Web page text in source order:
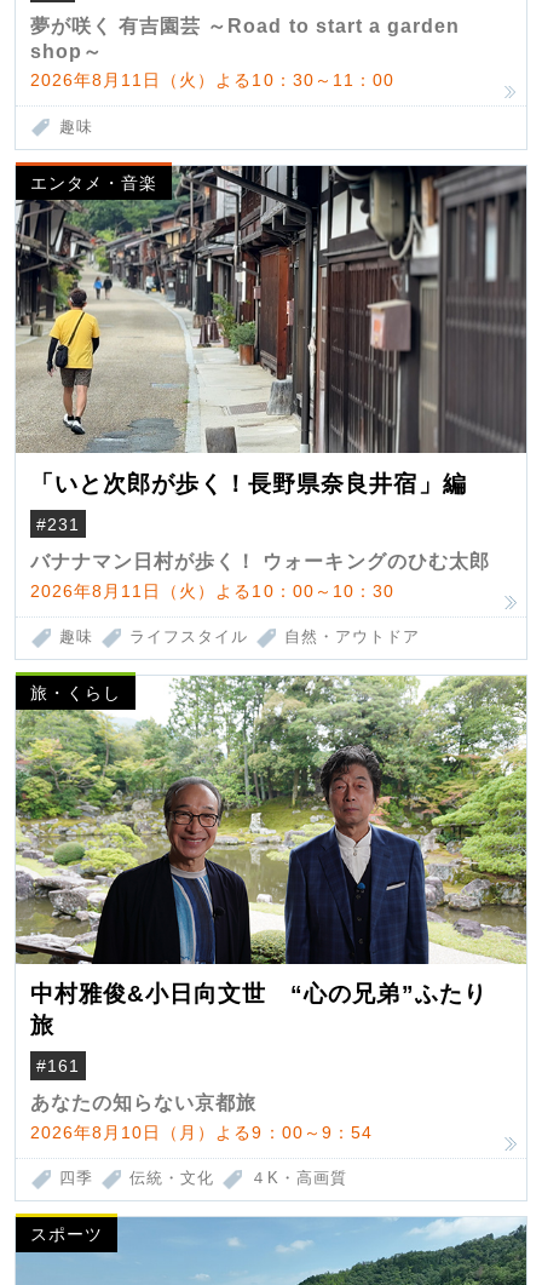
夢が咲く 有吉園芸 ～Road to start a garden
shop～
2026年8月11日（火）よる10：30～11：00
趣味
エンタメ・音楽
「いと次郎が歩く！長野県奈良井宿」編
#231
バナナマン日村が歩く！ ウォーキングのひむ太郎
2026年8月11日（火）よる10：00～10：30
趣味 ライフスタイル 自然・アウトドア
旅・くらし
中村雅俊&小日向文世 “心の兄弟”ふたり
旅
#161
あなたの知らない京都旅
2026年8月10日（月）よる9：00～9：54
四季 伝統・文化 ４K・高画質
スポーツ